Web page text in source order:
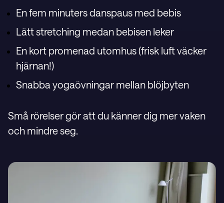
En fem minuters danspaus med bebis
Lätt stretching medan bebisen leker
En kort promenad utomhus (frisk luft väcker
hjärnan!)
Snabba yogaövningar mellan blöjbyten
Små rörelser gör att du känner dig mer vaken
och mindre seg.